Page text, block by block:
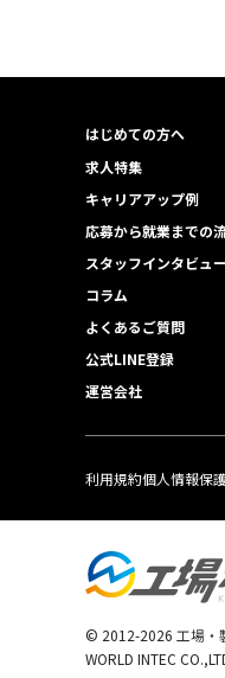
はじめての方へ
求人特集
キャリアアップ例
応募から就業までの
スタッフインタビュー
コラム
よくあるご質問
公式LINE登録
運営会社
利用規約個人情報保
© 2012-2026 工場・
WORLD INTEC